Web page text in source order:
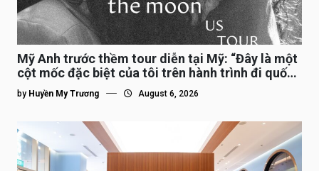
Mỹ Anh trước thềm tour diễn tại Mỹ: “Đây là một
cột mốc đặc biệt của tôi trên hành trình đi quốc
tế”
by Huyền My Trương August 6, 2026